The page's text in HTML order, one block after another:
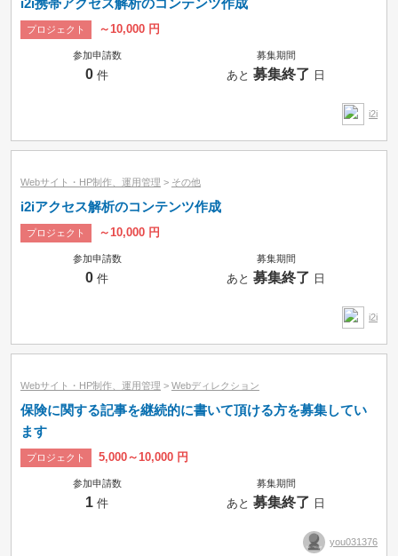
i2i携帯アクセス解析のコンテンツ作成
プロジェクト ～10,000 円
参加申請数
0 件
募集期間
あと募集終了 日
i2i
Webサイト・HP制作、運用管理 > その他
i2iアクセス解析のコンテンツ作成
プロジェクト ～10,000 円
参加申請数
0 件
募集期間
あと募集終了 日
i2i
Webサイト・HP制作、運用管理 > Webディレクション
保険に関する記事を継続的に書いて頂ける方を募集してい
ます
プロジェクト 5,000～10,000 円
参加申請数
1 件
募集期間
あと募集終了 日
you031376